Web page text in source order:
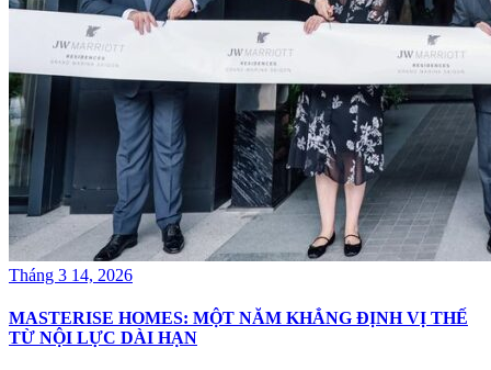
Tháng 3 14, 2026
MASTERISE HOMES: MỘT NĂM KHẲNG ĐỊNH VỊ THẾ
TỪ NỘI LỰC DÀI HẠN